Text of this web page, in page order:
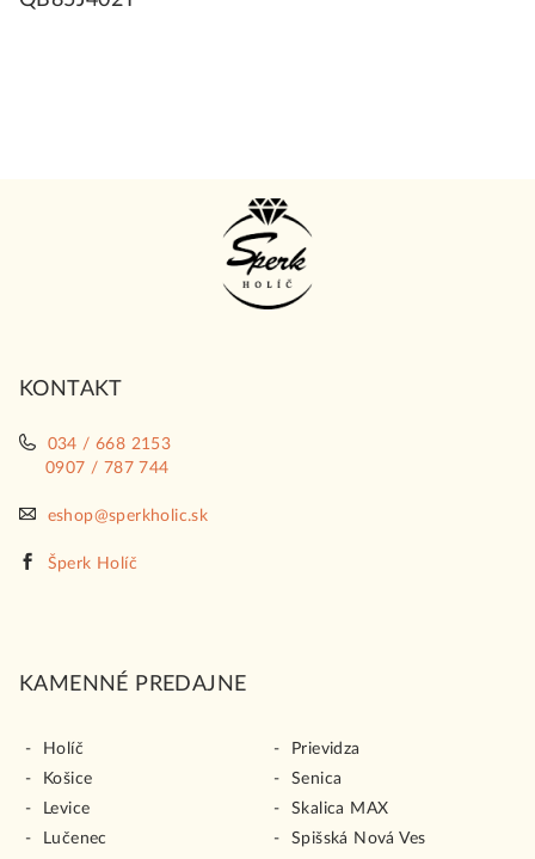
KONTAKT
034 / 668 2153
0907 / 787 744
eshop@sperkholic.sk
Šperk Holíč
KAMENNÉ PREDAJNE
Holíč
Košice
Levice
Lučenec
Prievidza
Senica
Skalica MAX
Spišská Nová Ves